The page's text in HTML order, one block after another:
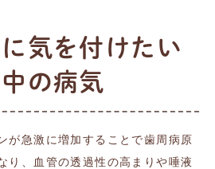
気を付けたい
の病気
が急激に増加することで歯周病原
り、血管の透過性の高まりや唾液